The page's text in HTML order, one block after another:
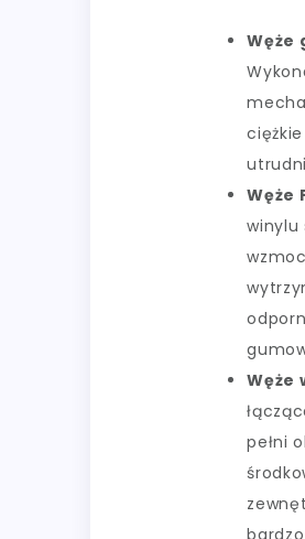
Węże
Węże
winylu
Węże
pełni